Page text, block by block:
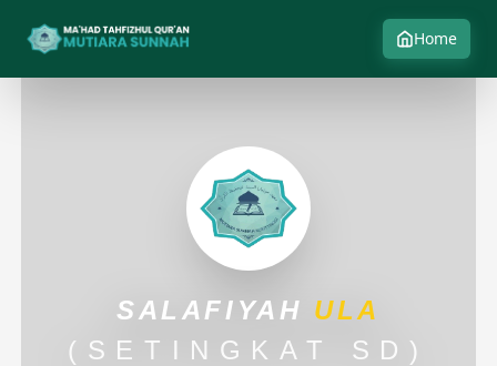
SD Home
SALAFIYAH ULA
(SETINGKAT SD)